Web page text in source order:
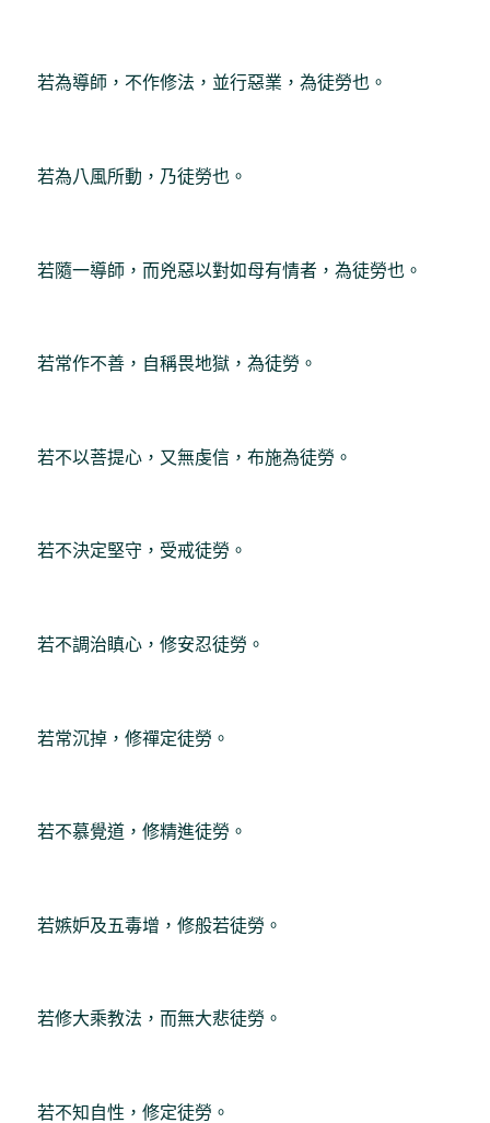
若為導師，不作修法，並行惡業，為徒勞也。
若為八風所動，乃徒勞也。
若隨一導師，而兇惡以對如母有情者，為徒勞也。
若常作不善，自稱畏地獄，為徒勞。
若不以菩提心，又無虔信，布施為徒勞。
若不決定堅守，受戒徒勞。
若不調治瞋心，修安忍徒勞。
若常沉掉，修禪定徒勞。
若不慕覺道，修精進徒勞。
若嫉妒及五毒增，修般若徒勞。
若修大乘教法，而無大悲徒勞。
若不知自性，修定徒勞。